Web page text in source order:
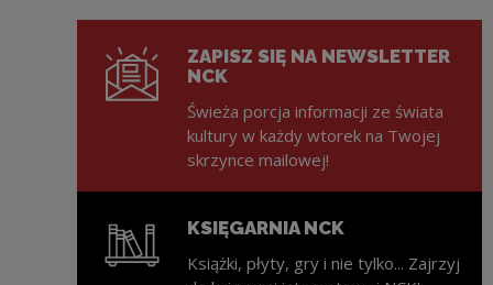
ZAPISZ SIĘ NA NEWSLETTER
NCK
Świeża porcja informacji ze świata
kultury w każdy wtorek na Twojej
skrzynce mailowej!
KSIĘGARNIA NCK
Książki, płyty, gry i nie tylko... Zajrzyj